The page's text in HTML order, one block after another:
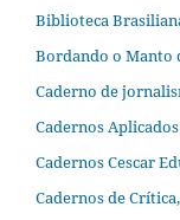
Biblioteca
Bordando o Manto
Caderno de
Cadernos
Cadernos Cescar
Cadernos de